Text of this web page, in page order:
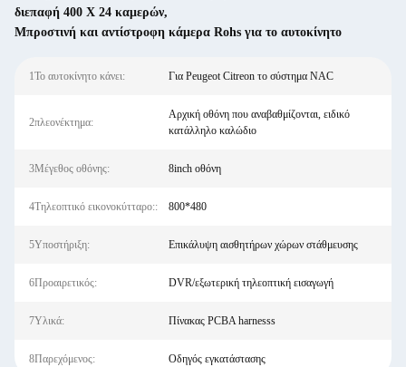
διεπαφή 400 X 24 καμερών,
Μπροστινή και αντίστροφη κάμερα Rohs για το αυτοκίνητο
1Το αυτοκίνητο κάνει: Για Peugeot Citreon το σύστημα NAC
2πλεονέκτημα:
Αρχική οθόνη που αναβαθμίζονται, ειδικό
κατάλληλο καλώδιο
3Μέγεθος οθόνης: 8inch οθόνη
4Τηλεοπτικό εικονοκύτταρο:: 800*480
5Υποστήριξη: Επικάλυψη αισθητήρων χώρων στάθμευσης
6Προαιρετικός: DVR/εξωτερική τηλεοπτική εισαγωγή
7Υλικά: Πίνακας PCBA harnesss
8Παρεχόμενος: Οδηγός εγκατάστασης